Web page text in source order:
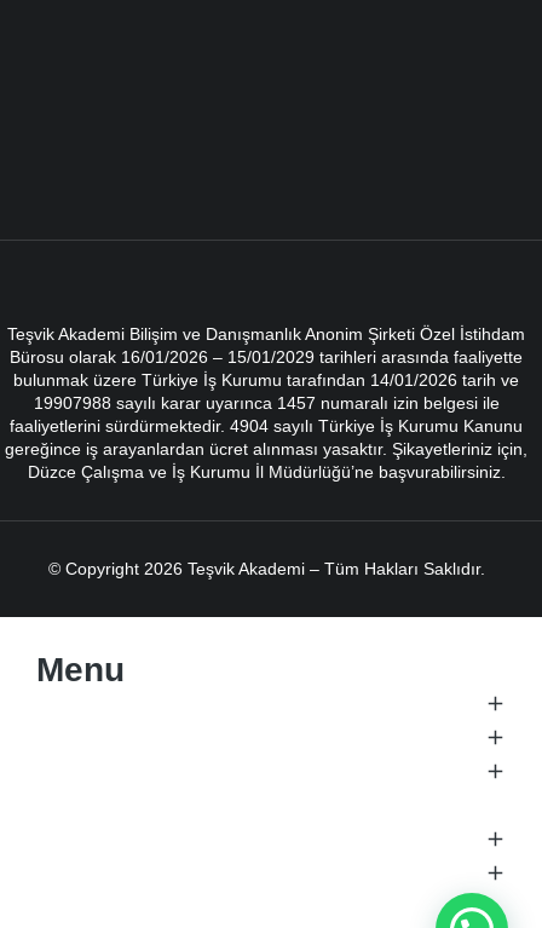
Teşvik Akademi Bilişim ve Danışmanlık Anonim Şirketi Özel İstihdam
Bürosu olarak 16/01/2026 – 15/01/2029 tarihleri arasında faaliyette
bulunmak üzere Türkiye İş Kurumu tarafından 14/01/2026 tarih ve
19907988 sayılı karar uyarınca 1457 numaralı izin belgesi ile
faaliyetlerini sürdürmektedir. 4904 sayılı Türkiye İş Kurumu Kanunu
gereğince iş arayanlardan ücret alınması yasaktır. Şikayetleriniz için,
Düzce Çalışma ve İş Kurumu İl Müdürlüğü’ne başvurabilirsiniz.
© Copyright 2026 Teşvik Akademi – Tüm Hakları Saklıdır.
Menu